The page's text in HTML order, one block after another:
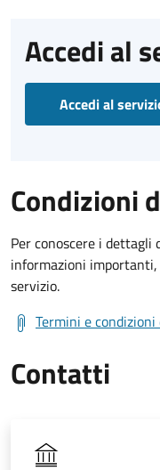
Accedi al
Accedi al
Condizioni
Per conoscere i dettagli
informazioni
servizio.
Termini e
Contatti